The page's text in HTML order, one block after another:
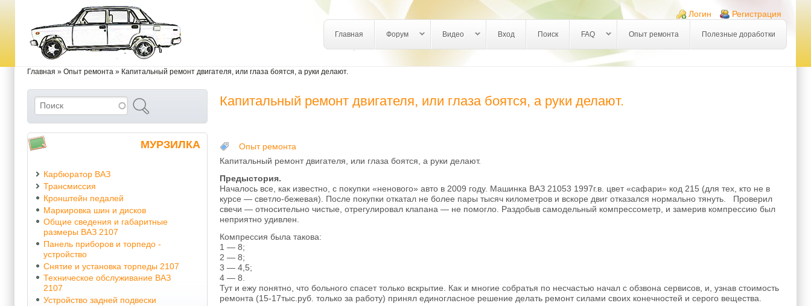
Перейти к основному содержанию
Login links
Логин Регистрация
Главная Форум Видео Вход Поиск FAQ Опыт ремонта Полезные доработки
Вы здесь
Главная » Опыт ремонта » Капитальный ремонт двигателя, или глаза боятся, а руки делают.
Форма поиска Поиск
МУРЗИЛКА
Карбюратор ВАЗ
Трансмиссия
Кронштейн педалей
Маркировка шин и дисков
Общие сведения и габаритные
размеры ВАЗ 2107
Панель приборов и торпедо -
устройство
Снятие и установка торпеды 2107
Техническое обслуживание ВАЗ
2107
Устройство задней подвески
Капитальный ремонт двигателя, или глаза боятся, а руки делают.
Опыт ремонта
Капитальный ремонт двигателя, или глаза боятся, а руки делают.
Предыстория.
Началось все, как известно, с покупки «ненового» авто в 2009 году. Машинка ВАЗ 21053 1997г.в. цвет «сафари» код 215 (для тех, кто не в
курсе — светло-бежевая). После покупки откатал не более пары тысяч километров и вскоре двиг отказался нормально тянуть. Проверил
свечи — относительно чистые, отрегулировал клапана — не помогло. Раздобыв самодельный компрессометр, и замерив компрессию был
неприятно удивлен.
Компрессия была такова:
1 — 8;
2 — 8;
3 — 4,5;
4 — 8.
Тут и ежу понятно, что больного спасет только вскрытие. Как и многие собратья по несчастью начал с обзвона сервисов, и, узнав стоимость
ремонта (15-17тыс.руб. только за работу) принял единогласное решение делать ремонт силами своих конечностей и серого вещества.